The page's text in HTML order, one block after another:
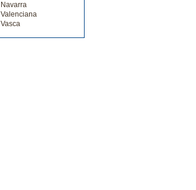
Navarra
Valenciana
Vasca